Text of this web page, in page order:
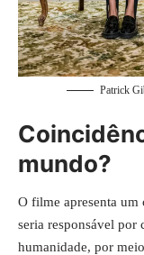
Patrick
mundo?
O filme apresenta um
seria responsável por
humanidade, por